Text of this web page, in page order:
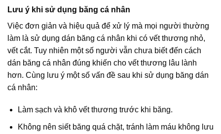
Lưu ý khi sử dụng băng cá nhân
Việc đơn giản và hiệu quả để xử lý mà mọi người thường
làm là sử dụng dán băng cá nhân khi có vết thương nhỏ,
vết cắt. Tuy nhiên một số người vẫn chưa biết đến cách
dán băng cá nhân đúng khiến cho vết thương lâu lành
hơn. Cùng lưu ý một số vấn đề sau khi sử dụng băng dán
cá nhân:
Làm sạch và khô vết thương trước khi băng.
Không nên siết băng quá chặt, tránh làm máu không lưu